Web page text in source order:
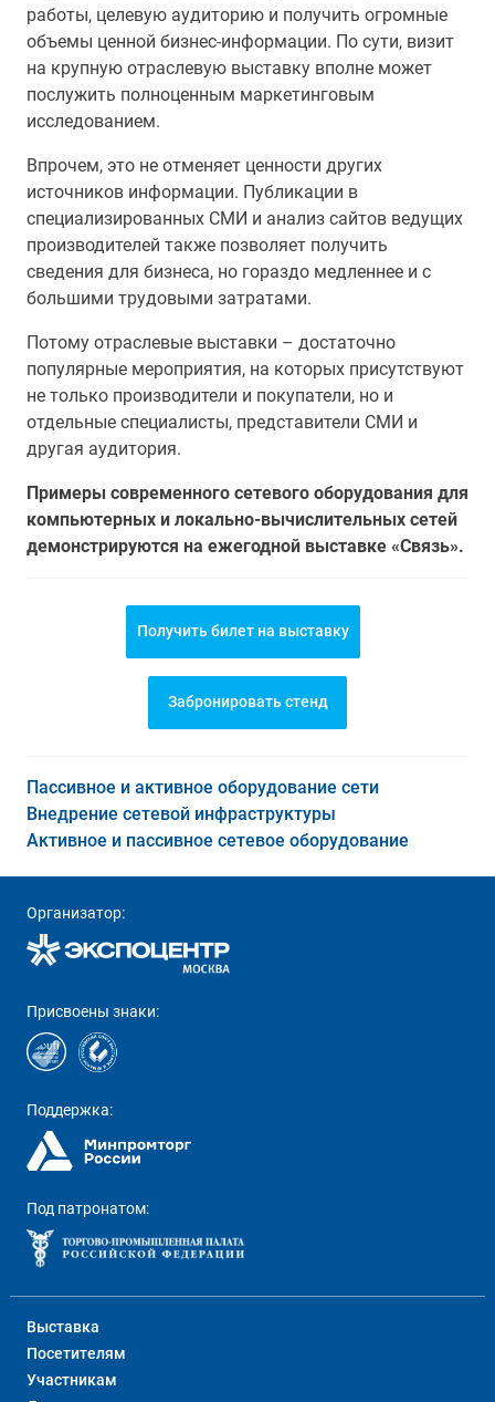
работы, целевую аудиторию и получить огромные
объемы ценной бизнес-информации. По сути, визит
на крупную отраслевую выставку вполне может
послужить полноценным маркетинговым
исследованием.
Впрочем, это не отменяет ценности других
источников информации. Публикации в
специализированных СМИ и анализ сайтов ведущих
производителей также позволяет получить
сведения для бизнеса, но гораздо медленнее и с
большими трудовыми затратами.
Потому отраслевые выставки – достаточно
популярные мероприятия, на которых присутствуют
не только производители и покупатели, но и
отдельные специалисты, представители СМИ и
другая аудитория.
Примеры современного сетевого оборудования для
компьютерных и локально-вычислительных сетей
демонстрируются на ежегодной выставке «Связь».
Получить билет на выставку
Забронировать стенд
Пассивное и активное оборудование сети
Внедрение сетевой инфраструктуры
Активное и пассивное сетевое оборудование
Организатор:
Присвоены знаки:
Поддержка:
Под патронатом:
Выставка
Посетителям
Участникам